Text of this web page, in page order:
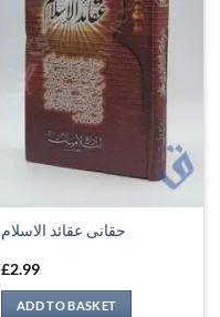
حقانی عقائد الاسلام
£2.99
ADD TO BASKET